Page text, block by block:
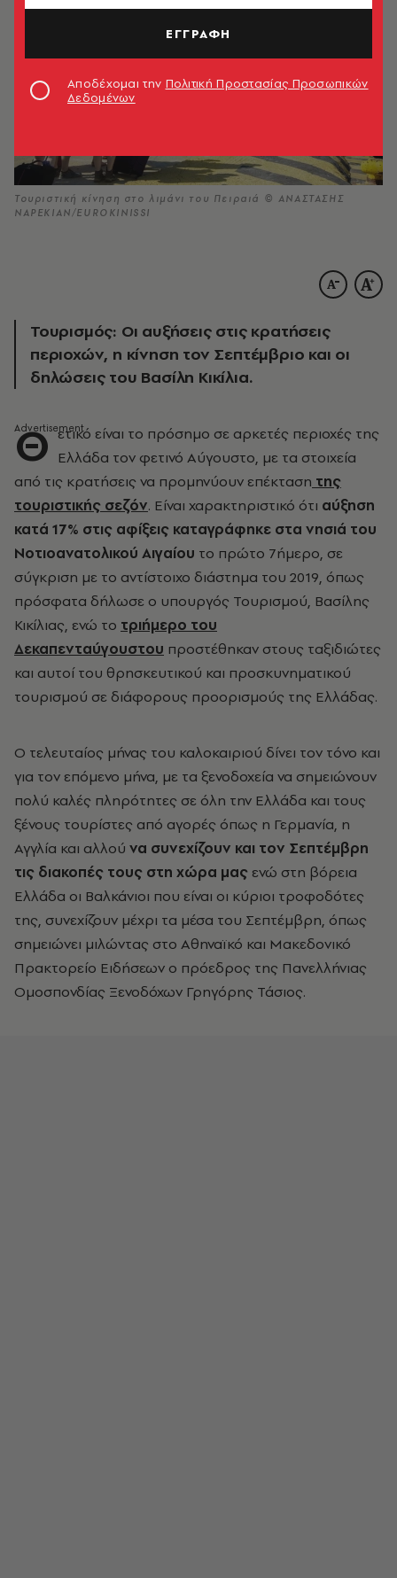
Τουριστική κίνηση στο λιμάνι του Πειραιά © ΑΝΑΣΤΑΣΗΣ
ΝΑΡΕΚΙΑΝ/EUROKINISSI
Τουρισμός: Οι αυξήσεις στις κρατήσεις
περιοχών, η κίνηση τον Σεπτέμβριο και οι
δηλώσεις του Βασίλη Κικίλια.
Θ ετικό είναι το πρόσημο σε αρκετές περιοχές της
Ελλάδα τον φετινό Αύγουστο, με τα στοιχεία
από τις κρατήσεις να προμηνύουν επέκταση της
τουριστικής σεζόν. Είναι χαρακτηριστικό ότι αύξηση
κατά 17% στις αφίξεις καταγράφηκε στα νησιά του
Νοτιοανατολικού Αιγαίου το πρώτο 7ήμερο, σε
σύγκριση με το αντίστοιχο διάστημα του 2019, όπως
πρόσφατα δήλωσε ο υπουργός Τουρισμού, Βασίλης
Κικίλιας, ενώ το τριήμερο του
Δεκαπενταύγουστου προστέθηκαν στους ταξιδιώτες
και αυτοί του θρησκευτικού και προσκυνηματικού
τουρισμού σε διάφορους προορισμούς της Ελλάδας.
Ο τελευταίος μήνας του καλοκαιριού δίνει τον τόνο και
για τον επόμενο μήνα, με τα ξενοδοχεία να σημειώνουν
πολύ καλές πληρότητες σε όλη την Ελλάδα και τους
ξένους τουρίστες από αγορές όπως η Γερμανία, η
Αγγλία και αλλού να συνεχίζουν και τον Σεπτέμβρη
τις διακοπές τους στη χώρα μας ενώ στη βόρεια
Ελλάδα οι Βαλκάνιοι που είναι οι κύριοι τροφοδότες
της, συνεχίζουν μέχρι τα μέσα του Σεπτέμβρη, όπως
σημειώνει μιλώντας στο Αθηναϊκό και Μακεδονικό
Πρακτορείο Ειδήσεων ο πρόεδρος της Πανελλήνιας
Ομοσπονδίας Ξενοδόχων Γρηγόρης Τάσιος.
ΕΓΓΡΑΦΗ
Αποδέχομαι την Πολιτική Προστασίας Προσωπικών
Δεδομένων